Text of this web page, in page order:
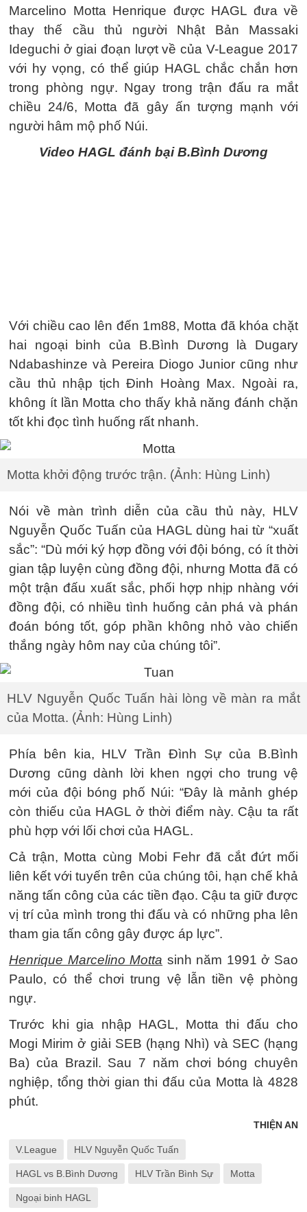
Marcelino Motta Henrique được HAGL đưa về
thay thế cầu thủ người Nhật Bản Massaki
Ideguchi ở giai đoạn lượt về của V-League 2017
với hy vọng, có thể giúp HAGL chắc chắn hơn
trong phòng ngự. Ngay trong trận đấu ra mắt
chiều 24/6, Motta đã gây ấn tượng mạnh với
người hâm mộ phố Núi.
Video HAGL đánh bại B.Bình Dương
Với chiều cao lên đến 1m88, Motta đã khóa chặt
hai ngoại binh của B.Bình Dương là Dugary
Ndabashinze và Pereira Diogo Junior cũng như
cầu thủ nhập tịch Đinh Hoàng Max. Ngoài ra,
không ít lần Motta cho thấy khả năng đánh chặn
tốt khi đọc tình huống rất nhanh.
Motta khởi động trước trận. (Ảnh: Hùng Linh)
Nói về màn trình diễn của cầu thủ này, HLV
Nguyễn Quốc Tuấn của HAGL dùng hai từ “xuất
sắc”: “Dù mới ký hợp đồng với đội bóng, có ít thời
gian tập luyện cùng đồng đội, nhưng Motta đã có
một trận đấu xuất sắc, phối hợp nhịp nhàng với
đồng đội, có nhiều tình huống cản phá và phán
đoán bóng tốt, góp phần không nhỏ vào chiến
thắng ngày hôm nay của chúng tôi”.
HLV Nguyễn Quốc Tuấn hài lòng về màn ra mắt
của Motta. (Ảnh: Hùng Linh)
Phía bên kia, HLV Trần Đình Sự của B.Bình
Dương cũng dành lời khen ngợi cho trung vệ
mới của đội bóng phố Núi: “Đây là mảnh ghép
còn thiếu của HAGL ở thời điểm này. Cậu ta rất
phù hợp với lối chơi của HAGL.
Cả trận, Motta cùng Mobi Fehr đã cắt đứt mối
liên kết với tuyến trên của chúng tôi, hạn chế khả
năng tấn công của các tiền đạo. Cậu ta giữ được
vị trí của mình trong thi đấu và có những pha lên
tham gia tấn công gây được áp lực”.
Henrique Marcelino Motta sinh năm 1991 ở Sao
Paulo, có thể chơi trung vệ lẫn tiền vệ phòng
ngự.
Trước khi gia nhập HAGL, Motta thi đấu cho
Mogi Mirim ở giải SEB (hạng Nhì) và SEC (hạng
Ba) của Brazil. Sau 7 năm chơi bóng chuyên
nghiệp, tổng thời gian thi đấu của Motta là 4828
phút.
THIỆN AN
V.League HLV Nguyễn Quốc Tuấn
HAGL vs B.Bình Dương HLV Trần Bình Sự Motta
Ngoại binh HAGL